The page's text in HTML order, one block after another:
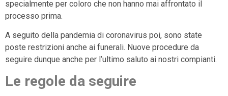
specialmente per coloro che non hanno mai affrontato il
processo prima.
A seguito della pandemia di coronavirus poi, sono state
poste restrizioni anche ai funerali. Nuove procedure da
seguire dunque anche per l’ultimo saluto ai nostri compianti.
Le regole da seguire